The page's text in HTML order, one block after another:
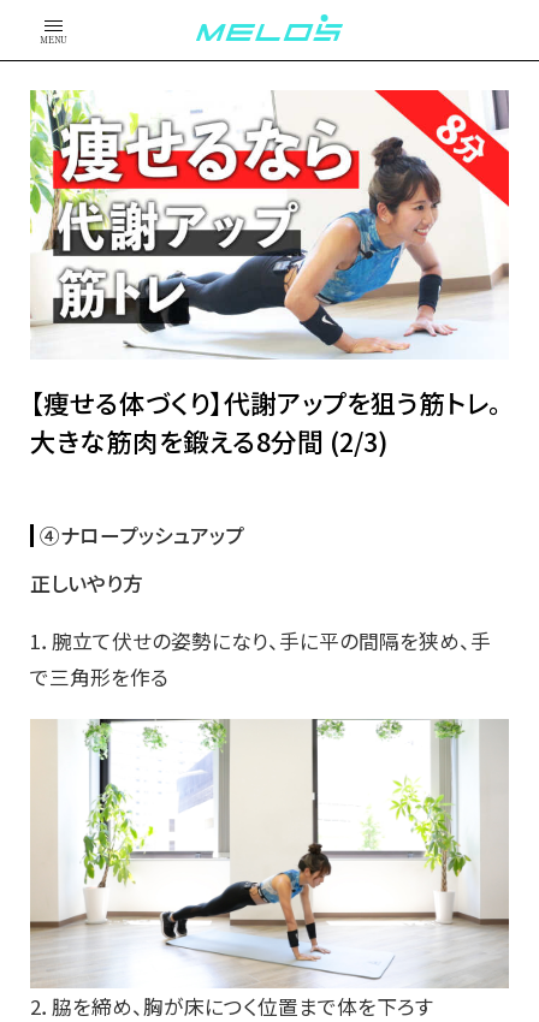
MENU
【痩せる体づくり】代謝アップを狙う筋トレ。
大きな筋肉を鍛える8分間 (2/3)
④ナロープッシュアップ
正しいやり方
1．腕立て伏せの姿勢になり、手に平の間隔を狭め、手
で三角形を作る
2．脇を締め、胸が床につく位置まで体を下ろす